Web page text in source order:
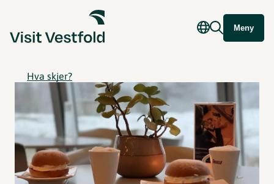
Meny
Hva skjer?